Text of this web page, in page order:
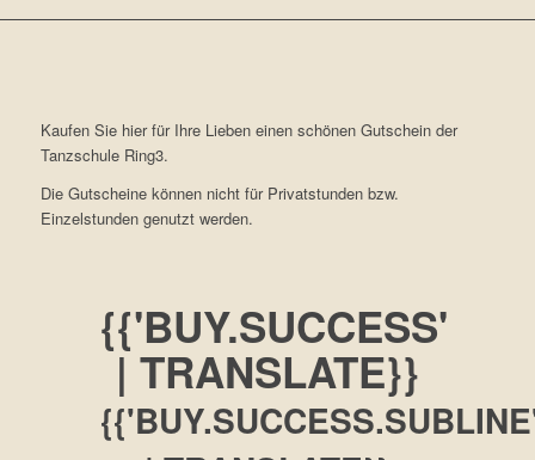
Kaufen Sie hier für Ihre Lieben einen schönen Gutschein der
Tanzschule Ring3.
Die Gutscheine können nicht für Privatstunden bzw.
Einzelstunden genutzt werden.
{{'BUY.SUCCESS'
| TRANSLATE}}